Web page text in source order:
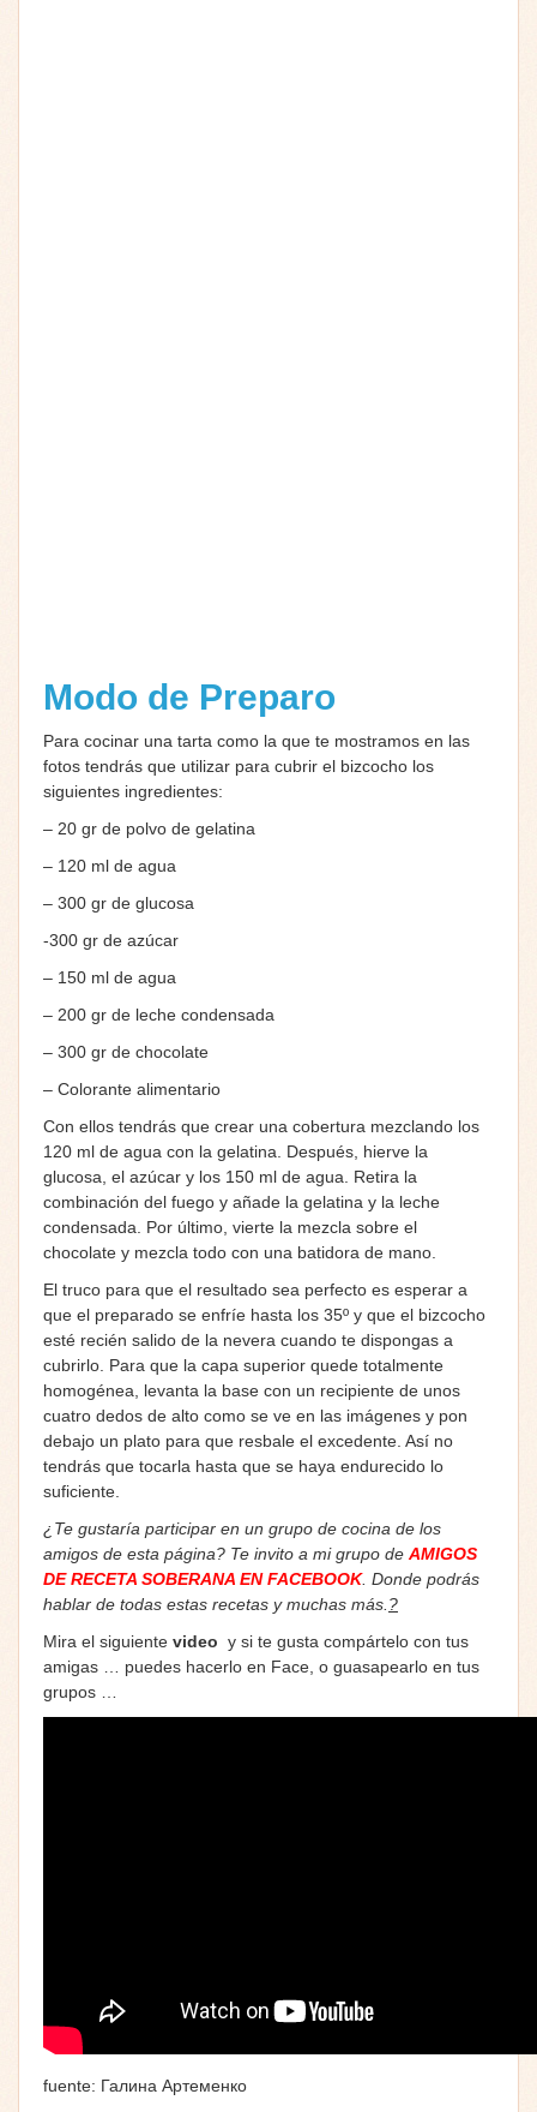
Modo de Preparo
Para cocinar una tarta como la que te mostramos en las
fotos tendrás que utilizar para cubrir el bizcocho los
siguientes ingredientes:
– 20 gr de polvo de gelatina
– 120 ml de agua
– 300 gr de glucosa
-300 gr de azúcar
– 150 ml de agua
– 200 gr de leche condensada
– 300 gr de chocolate
– Colorante alimentario
Con ellos tendrás que crear una cobertura mezclando los
120 ml de agua con la gelatina. Después, hierve la
glucosa, el azúcar y los 150 ml de agua. Retira la
combinación del fuego y añade la gelatina y la leche
condensada. Por último, vierte la mezcla sobre el
chocolate y mezcla todo con una batidora de mano.
El truco para que el resultado sea perfecto es esperar a
que el preparado se enfríe hasta los 35º y que el bizcocho
esté recién salido de la nevera cuando te dispongas a
cubrirlo. Para que la capa superior quede totalmente
homogénea, levanta la base con un recipiente de unos
cuatro dedos de alto como se ve en las imágenes y pon
debajo un plato para que resbale el excedente. Así no
tendrás que tocarla hasta que se haya endurecido lo
suficiente.
¿Te gustaría participar en un grupo de cocina de los
amigos de esta página? Te invito a mi grupo de AMIGOS
DE RECETA SOBERANA EN FACEBOOK. Donde podrás
hablar de todas estas recetas y muchas más. ?
Mira el siguiente video y si te gusta compártelo con tus
amigas … puedes hacerlo en Face, o guasapearlo en tus
grupos …
fuente: Галина Артеменко